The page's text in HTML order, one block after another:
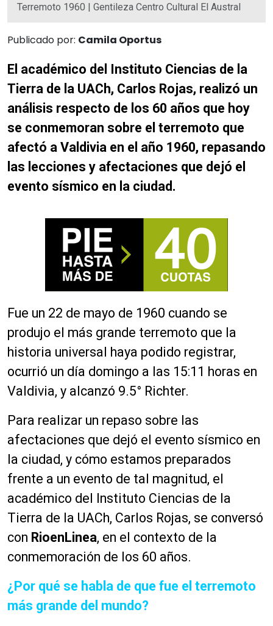
Terremoto 1960 | Gentileza Centro Cultural El Austral
Publicado por: Camila Oportus
El académico del Instituto Ciencias de la
Tierra de la UACh, Carlos Rojas, realizó un
análisis respecto de los 60 años que hoy
se conmemoran sobre el terremoto que
afectó a Valdivia en el año 1960, repasando
las lecciones y afectaciones que dejó el
evento sísmico en la ciudad.
Fue un 22 de mayo de 1960 cuando se
produjo el más grande terremoto que la
historia universal haya podido registrar,
ocurrió un día domingo a las 15:11 horas en
Valdivia, y alcanzó 9.5° Richter.
Para realizar un repaso sobre las
afectaciones que dejó el evento sísmico en
la ciudad, y cómo estamos preparados
frente a un evento de tal magnitud, el
académico del Instituto Ciencias de la
Tierra de la UACh, Carlos Rojas, se conversó
con RioenLinea, en el contexto de la
conmemoración de los 60 años.
¿Por qué se habla de que fue el terremoto
más grande del mundo?